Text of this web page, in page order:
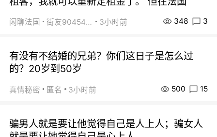
闲聊法国 街友90454511 3小时前 348 3
有没有不结婚的兄弟？你们这日子是怎么过
的？20岁到50岁
真情秘密 匿名 3小时前 500 15
骗男人就是要让他觉得自己是人上人；骗女人